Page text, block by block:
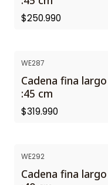
$250.990
WE287
Cadena fina largo
:45 cm
$319.990
WE292
Cadena fina largo